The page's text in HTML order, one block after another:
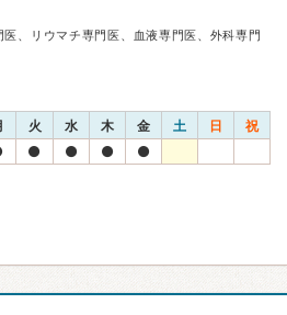
、リウマチ専門医、血液専門医、外科専門
火 水 木 金 土 日 祝